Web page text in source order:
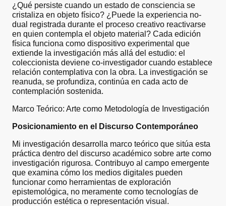
¿Qué persiste cuando un estado de consciencia se
cristaliza en objeto físico? ¿Puede la experiencia no-
dual registrada durante el proceso creativo reactivarse
en quien contempla el objeto material? Cada edición
física funciona como dispositivo experimental que
extiende la investigación más allá del estudio: el
coleccionista deviene co-investigador cuando establece
relación contemplativa con la obra. La investigación se
reanuda, se profundiza, continúa en cada acto de
contemplación sostenida.
Marco Teórico: Arte como Metodología de Investigación
Posicionamiento en el Discurso Contemporáneo
Mi investigación desarrolla marco teórico que sitúa esta
práctica dentro del discurso académico sobre arte como
investigación rigurosa. Contribuyo al campo emergente
que examina cómo los medios digitales pueden
funcionar como herramientas de exploración
epistemológica, no meramente como tecnologías de
producción estética o representación visual.